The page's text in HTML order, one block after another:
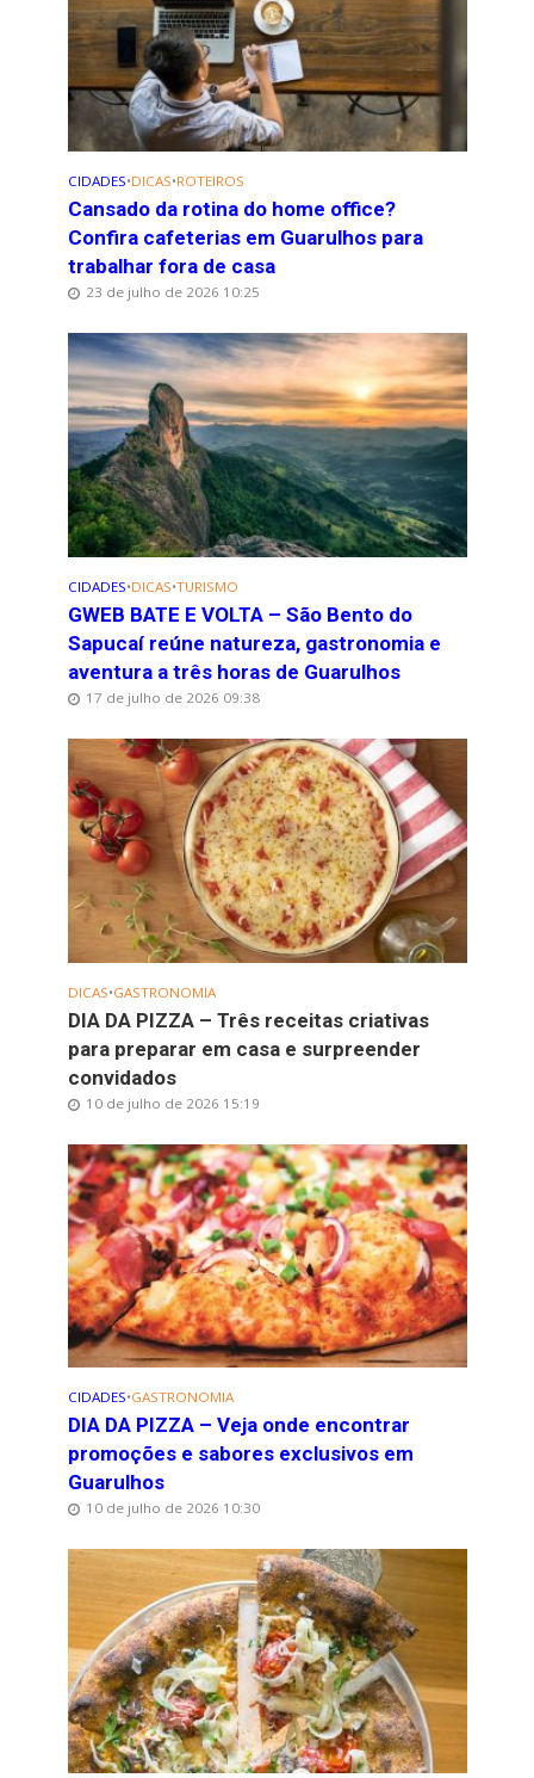
CIDADES•DICAS•ROTEIROS
Cansado da rotina do home office?
Confira cafeterias em Guarulhos para
trabalhar fora de casa
23 de julho de 2026 10:25
CIDADES•DICAS•TURISMO
GWEB BATE E VOLTA – São Bento do
Sapucaí reúne natureza, gastronomia e
aventura a três horas de Guarulhos
17 de julho de 2026 09:38
DICAS•GASTRONOMIA
DIA DA PIZZA – Três receitas criativas
para preparar em casa e surpreender
convidados
10 de julho de 2026 15:19
CIDADES•GASTRONOMIA
DIA DA PIZZA – Veja onde encontrar
promoções e sabores exclusivos em
Guarulhos
10 de julho de 2026 10:30